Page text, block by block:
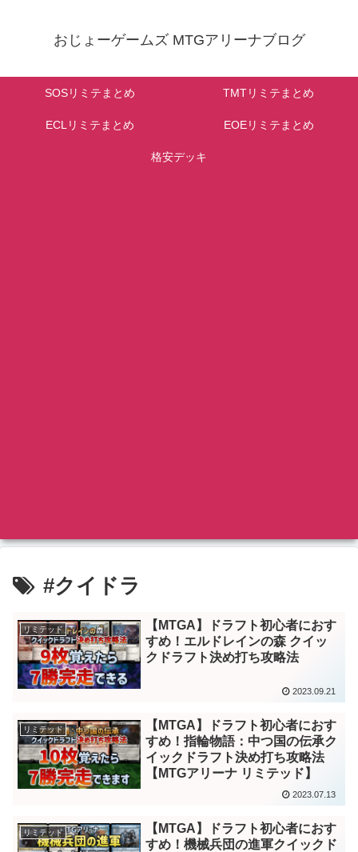
おじょーゲームズ MTGアリーナブログ
SOSリミテまとめ TMTリミテまとめ
ECLリミテまとめ EOEリミテまとめ
格安デッキ
#クイドラ
リミテッド
【MTGA】ドラフト初心者におす
すめ！エルドレインの森 クイッ
クドラフト決め打ち攻略法
2023.09.21
リミテッド
【MTGA】ドラフト初心者におす
すめ！指輪物語：中つ国の伝承ク
イックドラフト決め打ち攻略法
【MTGアリーナ リミテッド】
2023.07.13
リミテッド
【MTGA】ドラフト初心者におす
すめ！機械兵団の進軍クイックド